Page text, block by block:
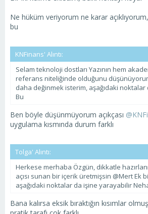
Ne hüküm veriyorum ne karar
bu
KNFinans' Alıntı:
Selam teknoloji dostları Yazının hem
referans niteliğinde olduğunu
daha değinmek isterim, aşağıdaki
Bu
Ben böyle düşünmüyorum açıkçası
uygulama kısmında durum farklı
Tolga' Alıntı:
Herkese merhaba Özgün, dikkatle
açısı sunan bir içerik üretmişsin @Mert Ek
aşağıdaki noktalar da işine yarayabilir
Bana kalırsa eksik bıraktığın kısımlar olmuş